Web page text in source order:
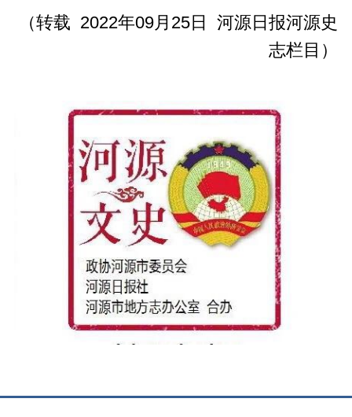
（转载 2022年09月25日 河源日报河源史
志栏目）